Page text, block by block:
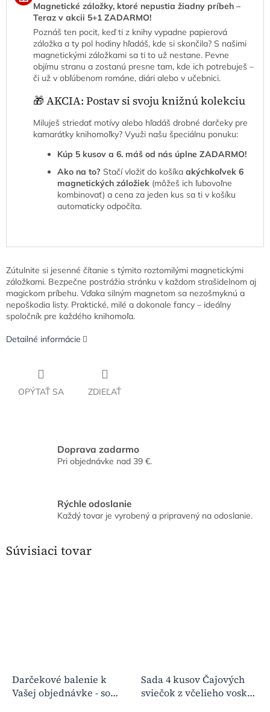
Magnetické záložky, ktoré nepustia žiadny príbeh –
Teraz v akcii 5+1 ZADARMO!
Poznáš ten pocit, keď ti z knihy vypadne papierová
záložka a ty pol hodiny hľadáš, kde si skončila? S našimi
magnetickými záložkami sa ti to už nestane. Pevne
objímu stranu a zostanú presne tam, kde ich potrebuješ –
či už v obľúbenom románe, diári alebo v učebnici.
🎁 AKCIA: Postav si svoju knižnú kolekciu
Miluješ striedať motívy alebo hľadáš drobné darčeky pre
kamarátky knihomoľky? Využi našu špeciálnu ponuku:
Kúp 5 kusov a 6. máš od nás úplne ZADARMO!
Ako na to? Stačí vložiť do košíka akýchkoľvek 6
magnetických záložiek (môžeš ich ľubovoľne
kombinovať) a cena za jeden kus sa ti v košíku
automaticky odpočíta.
Zútulnite si jesenné čítanie s týmito roztomilými magnetickými
záložkami. Bezpečne postrážia stránku v každom strašidelnom aj
magickom príbehu. Vďaka silným magnetom sa nezošmyknú a
nepoškodia listy. Praktické, milé a dokonale fancy – ideálny
spoločník pre každého knihomoľa.
Detailné informácie
OPÝTAŤ SA ZDIEĽAŤ
Doprava zadarmo
Pri objednávke nad 39 €.
Rýchle odoslanie
Každý tovar je vyrobený a pripravený na odoslanie.
Súvisiaci tovar
Darčekové balenie k
Vašej objednávke - so
Sada 4 kusov Čajových
sviečok z včelieho vosku